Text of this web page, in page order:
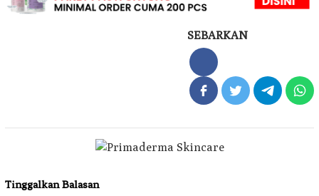
SEBARKAN
Tinggalkan Balasan